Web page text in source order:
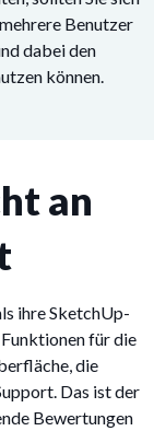
Benutzer
dabei den
können.
an
ihre SketchUp-
für die
die
Das ist der
Bewertungen